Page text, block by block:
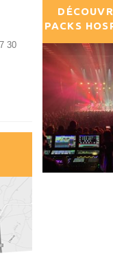
PACKS
30